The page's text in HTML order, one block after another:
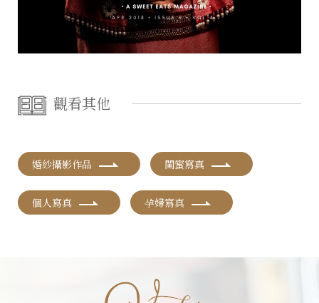
觀看其他
婚紗攝影作品 閨蜜寫真
個人寫真 孕婦寫真